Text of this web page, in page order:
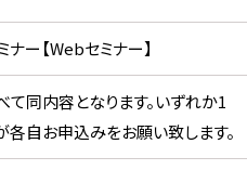
ー【Webセミナー】
同内容となります。いずれか1
自お申込みをお願い致します。